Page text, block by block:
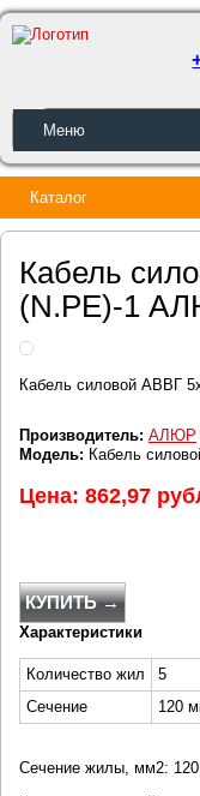
ОБРАТНЫЙ
Меню
Каталог
Кабель
(N.PE)-1
Кабель силовой АВВГ
Производитель: АЛЮР
Модель: Кабель
Цена: 862,97
КУПИТЬ →
Характеристики
Количество жил
5
Сечение
120
Сечение жилы, мм2: 120